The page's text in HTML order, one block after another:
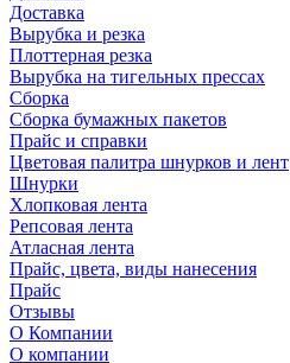
Доставка
Вырубка и резка
Плоттерная резка
Вырубка на тигельных прессах
Сборка
Сборка бумажных пакетов
Прайс и справки
Цветовая палитра шнурков и лент
Шнурки
Хлопковая лента
Репсовая лента
Атласная лента
Прайс, цвета, виды нанесения
Прайс
Отзывы
О Компании
О компании